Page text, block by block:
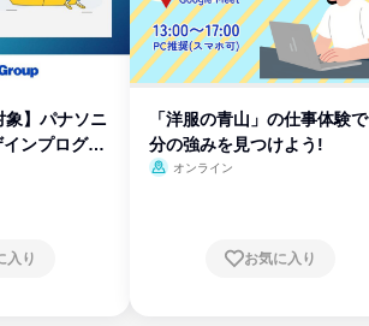
象】パナソニ
ンプログラ
入り
「洋服の青山」の仕事体験
分の強みを見つけよう!
オンライン
お気に入り